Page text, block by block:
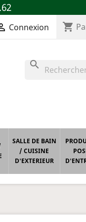
Connexion shopping_cart
search
SALLE DE BAIN
/ CUISINE
D'EXTERIEUR